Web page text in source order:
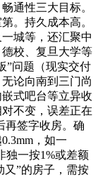
通性三大目标。
。持久成本高。
城等，还汇聚中
校、复旦大学等
”问题（现实交付
论向南到三门尚
式吧台等立异收
不变，误差正在
再签字收房。确
，如一
独一按1%或差额
又”的房子，需按